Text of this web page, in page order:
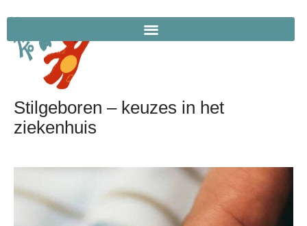
Stilgeboren – keuzes in het
ziekenhuis